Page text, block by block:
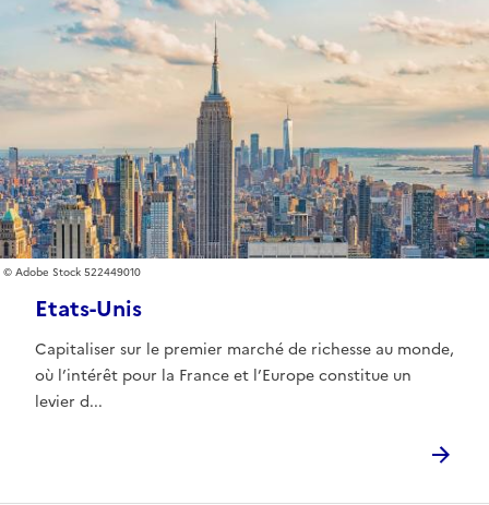
Etats-Unis
Capitaliser sur le premier marché de richesse au monde,
où l’intérêt pour la France et l’Europe constitue un
levier d...
Adobe Stock 522449010